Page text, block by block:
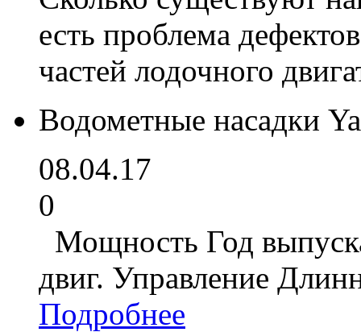
есть проблема
частей лодочного
Водометные насадки
08.04.17
0
Мощность Год
двиг. Управление
Подробнее